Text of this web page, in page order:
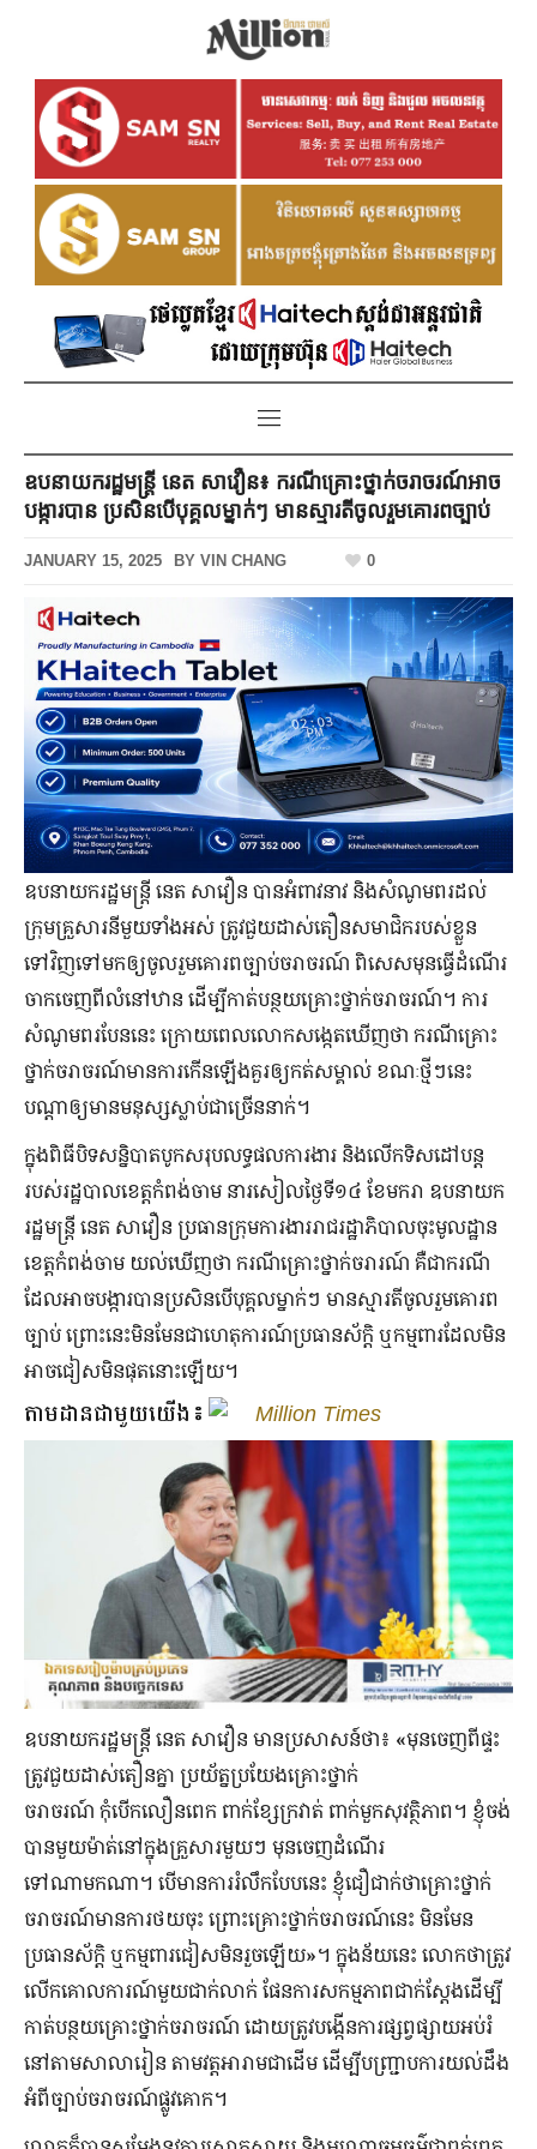
ឧបនាយករដ្ឋមន្ដ្រី នេត សាវឿន៖ ករណីគ្រោះថ្នាក់ចរាចរណ៍អាច
បង្ការបាន ប្រសិនបើបុគ្គលម្នាក់ៗ មានស្មារតីចូលរួមគោរពច្បាប់
JANUARY 15, 2025 BY VIN CHANG 0
ឧបនាយករដ្ឋមន្ដ្រី នេត សាវឿន បានអំពាវនាវ និងសំណូមពរដល់
ក្រុមគ្រួសារនីមួយទាំងអស់ ត្រូវជួយដាស់តឿនសមាជិករបស់ខ្លួន
ទៅវិញទៅមកឲ្យចូលរួមគោរពច្បាប់ចរាចរណ៍ ពិសេសមុនធ្វើដំណើរ
ចាកចេញពីលំនៅឋាន ដើម្បីកាត់បន្ថយគ្រោះថ្នាក់ចរាចរណ៍។ ការ
សំណូមពរបែននេះ ក្រោយពេលលោកសង្កេតឃើញថា ករណីគ្រោះ
ថ្នាក់ចរាចរណ៍មានការកើនឡើងគួរឲ្យកត់សម្គាល់ ខណៈថ្មីៗនេះ
បណ្តាឲ្យមានមនុស្សស្លាប់ជាច្រើននាក់។
ក្នុងពិធីបិទសន្និបាតបូកសរុបលទ្ធផលការងារ និងលើកទិសដៅបន្ដ
របស់រដ្ឋបាលខេត្តកំពង់ចាម នារសៀលថ្ងៃទី១៤ ខែមករា ឧបនាយក
រដ្ឋមន្ដ្រី នេត សាវឿន ប្រធានក្រុមការងាររាជរដ្ឋាភិបាលចុះមូលដ្ឋាន
ខេត្តកំពង់ចាម យល់ឃើញថា ករណីគ្រោះថ្នាក់ចរារណ៍ គឺជាករណី
ដែលអាចបង្ការបានប្រសិនបើបុគ្គលម្នាក់ៗ មានស្មារតីចូលរួមគោរព
ច្បាប់ ព្រោះនេះមិនមែនជាហេតុការណ៍ប្រធានស័ក្ដិ ឬកម្មពារដែលមិន
អាចជៀសមិនផុតនោះឡើយ។
តាមដានជាមួយយើង៖ Million Times
ឧបនាយករដ្ឋមន្ដ្រី នេត សាវឿន មានប្រសាសន៍ថា៖ «មុនចេញពីផ្ទះ
ត្រូវជួយដាស់តឿនគ្នា ប្រយ័ត្នប្រយែងគ្រោះថ្នាក់
ចរាចរណ៍ កុំបើកលឿនពេក ពាក់ខ្សែក្រវាត់ ពាក់មួកសុវត្ថិភាព។ ខ្ញុំចង់
បានមួយម៉ាត់នៅក្នុងគ្រួសារមួយៗ មុនចេញដំណើរ
ទៅណាមកណា។ បើមានការរំលឹកបែបនេះ ខ្ញុំជឿជាក់ថាគ្រោះថ្នាក់
ចរាចរណ៍មានការថយចុះ ព្រោះគ្រោះថ្នាក់ចរាចរណ៍នេះ មិនមែន
ប្រធានស័ក្ដិឬកម្មពារជៀសមិនរួចឡើយ»។ ក្នុងន័យនេះ លោកថាត្រូវ
លើកគោលការណ៍មួយជាក់លាក់ ផែនការសកម្មភាពជាក់ស្ដែងដើម្បី
កាត់បន្ថយគ្រោះថ្នាក់ចរាចរណ៍ ដោយត្រូវបង្កើនការផ្សព្វផ្សាយអប់រំ
នៅតាមសាលារៀន តាមវត្តអារាមជាដើម ដើម្បីបញ្ជ្រាបការយល់ដឹង
អំពីច្បាប់ចរាចរណ៍ផ្លូវគោក។